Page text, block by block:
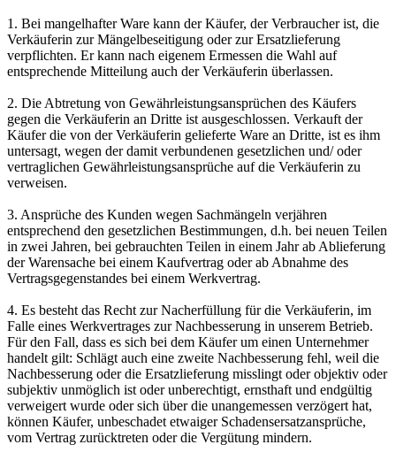
1. Bei mangelhafter Ware kann der Käufer, der Verbraucher ist, die
Verkäuferin zur Mängelbeseitigung oder zur Ersatzlieferung
verpflichten. Er kann nach eigenem Ermessen die Wahl auf
entsprechende Mitteilung auch der Verkäuferin überlassen.
2. Die Abtretung von Gewährleistungsansprüchen des Käufers
gegen die Verkäuferin an Dritte ist ausgeschlossen. Verkauft der
Käufer die von der Verkäuferin gelieferte Ware an Dritte, ist es ihm
untersagt, wegen der damit verbundenen gesetzlichen und/ oder
vertraglichen Gewährleistungsansprüche auf die Verkäuferin zu
verweisen.
3. Ansprüche des Kunden wegen Sachmängeln verjähren
entsprechend den gesetzlichen Bestimmungen, d.h. bei neuen Teilen
in zwei Jahren, bei gebrauchten Teilen in einem Jahr ab Ablieferung
der Warensache bei einem Kaufvertrag oder ab Abnahme des
Vertragsgegenstandes bei einem Werkvertrag.
4. Es besteht das Recht zur Nacherfüllung für die Verkäuferin, im
Falle eines Werkvertrages zur Nachbesserung in unserem Betrieb.
Für den Fall, dass es sich bei dem Käufer um einen Unternehmer
handelt gilt: Schlägt auch eine zweite Nachbesserung fehl, weil die
Nachbesserung oder die Ersatzlieferung misslingt oder objektiv oder
subjektiv unmöglich ist oder unberechtigt, ernsthaft und endgültig
verweigert wurde oder sich über die unangemessen verzögert hat,
können Käufer, unbeschadet etwaiger Schadensersatzansprüche,
vom Vertrag zurücktreten oder die Vergütung mindern.